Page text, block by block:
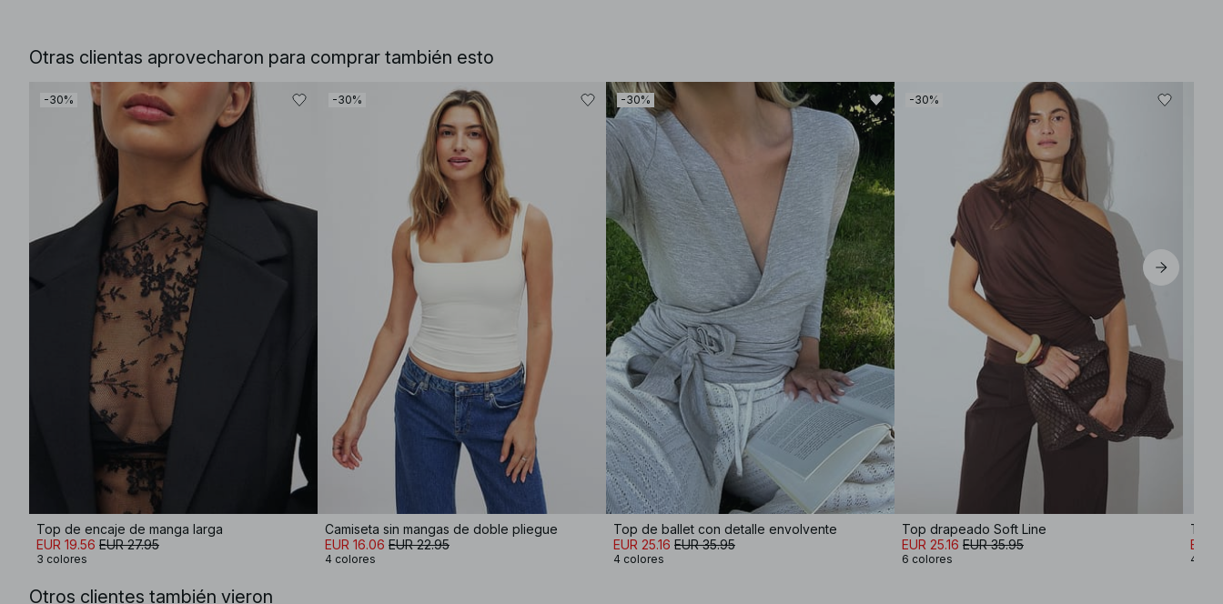
Otras clientas aprovecharon para comprar también esto
-30%
Top de encaje de manga larga
EUR 19.56 EUR 27.95
3 colores
-30%
Camiseta sin mangas de doble pliegue
EUR 16.06 EUR 22.95
4 colores
-30%
Top de ballet con detalle envolvente
EUR 25.16 EUR 35.95
4 colores
-30%
Top drapeado Soft Line
EUR 25.16 EUR 35.95
6 colores
Top
EUR
4
Otros clientes también vieron